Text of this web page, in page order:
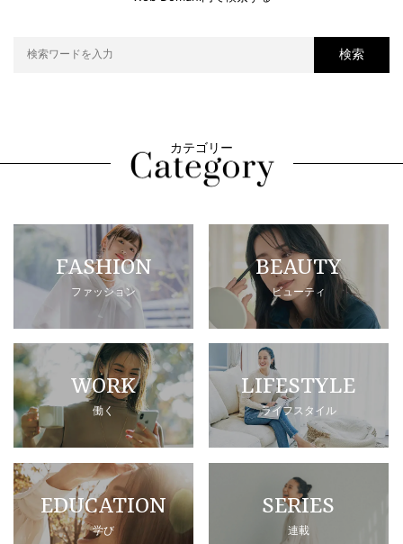
検索
カテゴリー
FASHION
ファッション
BEAUTY
ビューティ
WORK
働く
LIFESTYLE
ライフスタイル
EDUCATION
学び
SERIES
連載